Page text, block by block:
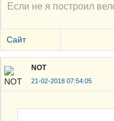
Если не я построил
Сайт
NOT
21-02-2018 07:54:05